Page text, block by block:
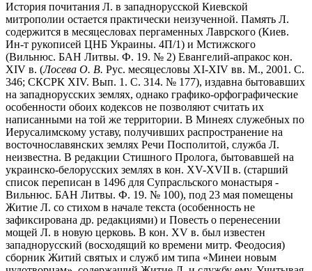
История почитания Л. в западнорусской Киевской
митрополии остается практически неизученной. Память Л.
содержится в месяцесловах пергаменных Лаврского (Киев.
Ин-т рукописей ЦНБ Украины. 4П/1) и Мстижского
(Вильнюс. БАН Литвы. Ф. 19. № 2) Евангелий-апракос кон.
XIV в. (Лосева О. В. Рус. месяцесловы XI-XIV вв. М., 2001. С.
346; СКСРК XIV. Вып. 1. С. 314. № 177), издавна бытовавших
на западнорусских землях, однако графико-орфографические
особенности обоих кодексов не позволяют считать их
написанными на той же территории. В Минеях служебных по
Иерусалимскому уставу, получивших распространение на
восточнославянских землях Речи Посполитой, служба Л.
неизвестна. В редакции Стишного Пролога, бытовавшей на
украинско-белорусских землях в кон. XV-XVII в. (старший
список переписан в 1496 для Супрасльского монастыря -
Вильнюс. БАН Литвы. Ф. 19. № 100), под 23 мая помещены
Житие Л. со стихом в начале текста (особенность не
зафиксирована др. редакциями) и Повесть о перенесении
мощей Л. в новую церковь. В кон. XV в. был известен
западнорусский (восходящий ко времени митр. Феодосия)
сборник Житий святых и служб им типа «Минеи новым